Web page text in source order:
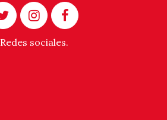
Redes sociales.